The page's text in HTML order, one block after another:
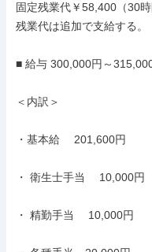
固定残業代￥58,400（30
残業代は追加で支給する。
■ 給与 300,000円～
＜内訳＞
・基本給　 201,600円
・ 衛生士手当 　10,000円
・ 精勤手当　 10,000円